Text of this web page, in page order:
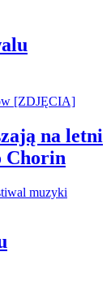
na letni
Chorin